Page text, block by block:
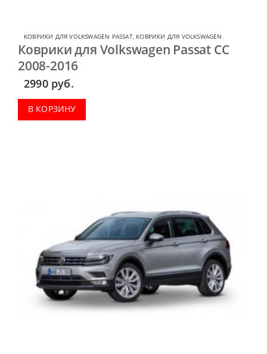
КОВРИКИ ДЛЯ VOLKSWAGEN PASSAT, КОВРИКИ ДЛЯ VOLKSWAGEN
Коврики для Volkswagen Passat CC
2008-2016
2990 руб.
В КОРЗИНУ